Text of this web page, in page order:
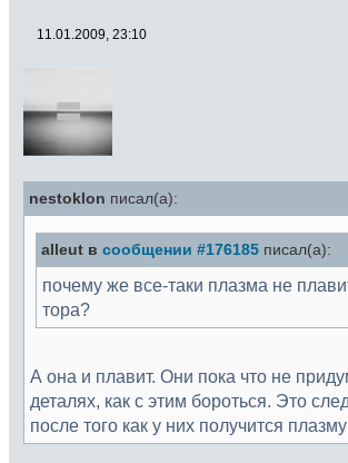
11.01.2009, 23:10
nestoklon писал(а):
alleut в сообщении #176185 писал(а):
почему же все-таки плазма не
тора?
А она и плавит. Они пока что не
деталях, как с этим бороться. Это
после того как у них получится